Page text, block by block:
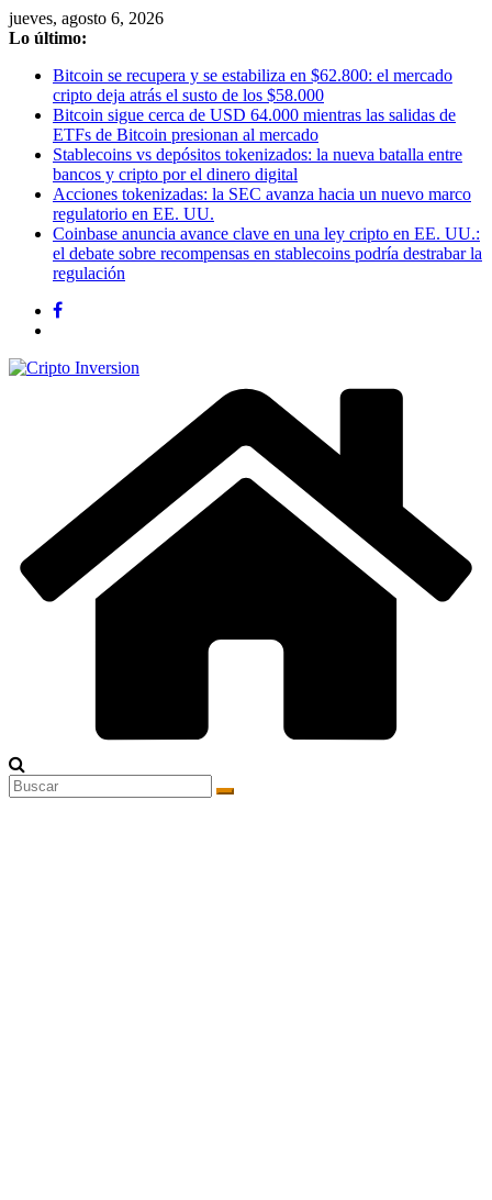
Saltar
al
jueves, agosto 6, 2026
Lo último:
Bitcoin se recupera y se estabiliza en $62.800: el mercado
cripto deja atrás el susto de los $58.000
Bitcoin sigue cerca de USD 64.000 mientras las salidas de
ETFs de Bitcoin presionan al mercado
Stablecoins vs depósitos tokenizados: la nueva batalla entre
bancos y cripto por el dinero digital
Acciones tokenizadas: la SEC avanza hacia un nuevo marco
regulatorio en EE. UU.
Coinbase anuncia avance clave en una ley cripto en EE. UU.:
el debate sobre recompensas en stablecoins podría destrabar la
regulación